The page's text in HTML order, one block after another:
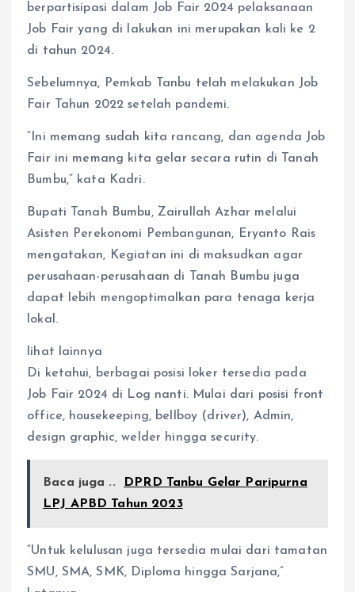
berpartisipasi dalam Job Fair 2024 pelaksanaan
Job Fair yang di lakukan ini merupakan kali ke 2
di tahun 2024.
Sebelumnya, Pemkab Tanbu telah melakukan Job
Fair Tahun 2022 setelah pandemi.
“Ini memang sudah kita rancang, dan agenda Job
Fair ini memang kita gelar secara rutin di Tanah
Bumbu,” kata Kadri.
Bupati Tanah Bumbu, Zairullah Azhar melalui
Asisten Perekonomi Pembangunan, Eryanto Rais
mengatakan, Kegiatan ini di maksudkan agar
perusahaan-perusahaan di Tanah Bumbu juga
dapat lebih mengoptimalkan para tenaga kerja
lokal.
lihat lainnya
Di ketahui, berbagai posisi loker tersedia pada
Job Fair 2024 di Log nanti. Mulai dari posisi front
office, housekeeping, bellboy (driver), Admin,
design graphic, welder hingga security.
Baca juga ..
DPRD Tanbu Gelar Paripurna
LPJ APBD Tahun 2023
“Untuk kelulusan juga tersedia mulai dari tamatan
SMU, SMA, SMK, Diploma hingga Sarjana,”